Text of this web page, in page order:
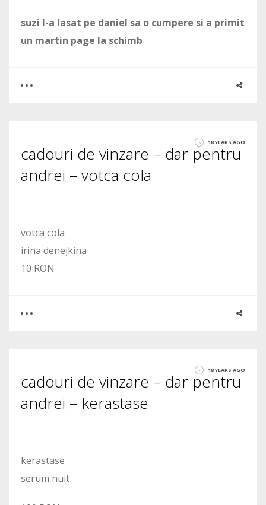
suzi l-a lasat pe daniel sa o cumpere si a primit
un martin page la schimb
3274
18 YEARS AGO
cadouri de vinzare – dar pentru
andrei – votca cola
votca cola
irina denejkina
10 RON
3824
18 YEARS AGO
cadouri de vinzare – dar pentru
andrei – kerastase
kerastase
serum nuit